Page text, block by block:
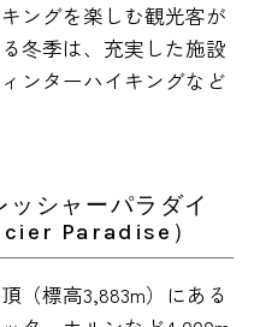
ングを楽しむ観光客が
冬季は、充実した施設
ンターハイキングなど
シャーパラダイ
Paradise）
（標高3,883m）にある